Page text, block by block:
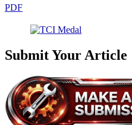
PDF
Submit Your Article